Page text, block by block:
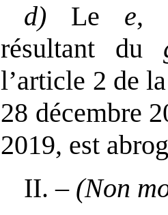
d) Le e,
résultant du
l’article 2 de
28 décembre
2019, est
II. – (Non